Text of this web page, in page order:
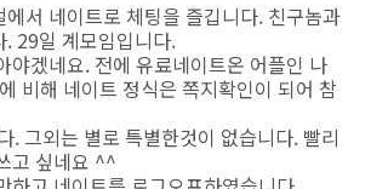
서 네이트로 체팅을 즐깁니다. 친구놈과
. 29일 계모임입니다.
야겠네요. 전에 유료네이트온 어플인 나
비해 네이트 정식은 쪽지확인이 되어 참
. 그외는 별로 특별한것이 없습니다. 빨리
고 싶네요 ^^